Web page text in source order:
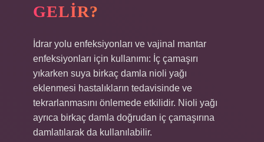
GELIR?
İdrar yolu enfeksiyonları ve vajinal mantar
enfeksiyonları için kullanımı: İç çamaşırı
yıkarken suya birkaç damla nioli yağı
eklenmesi hastalıkların tedavisinde ve
tekrarlanmasını önlemede etkilidir. Nioli yağı
ayrıca birkaç damla doğrudan iç çamaşırına
damlatılarak da kullanılabilir.